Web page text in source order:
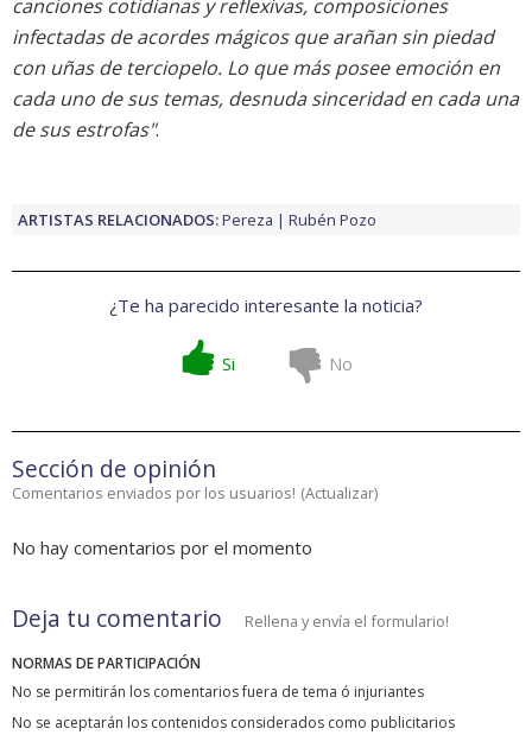
canciones cotidianas y reflexivas, composiciones
infectadas de acordes mágicos que arañan sin piedad
con uñas de terciopelo. Lo que más posee emoción en
cada uno de sus temas, desnuda sinceridad en cada una
de sus estrofas".
ARTISTAS RELACIONADOS:Pereza Rubén Pozo
¿Te ha parecido interesante la noticia?
Si No
Sección de opinión
Comentarios enviados por los usuarios! (Actualizar)
No hay comentarios por el momento
Deja tu comentario Rellena y envía el formulario!
NORMAS DE PARTICIPACIÓN
No se permitirán los comentarios fuera de tema ó injuriantes
No se aceptarán los contenidos considerados como publicitarios